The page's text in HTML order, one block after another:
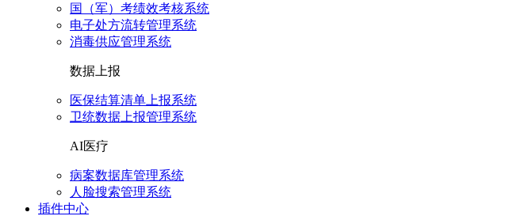
国（军）考绩效考核系统
电子处方流转管理系统
消毒供应管理系统
数据上报
医保结算清单上报系统
卫统数据上报管理系统
AI医疗
病案数据库管理系统
人脸搜索管理系统
插件中心